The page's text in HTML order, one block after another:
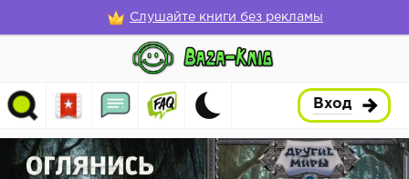
Слушайте книги без рекламы
Вход